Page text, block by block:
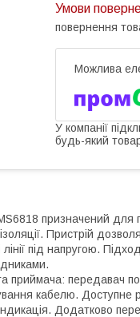
повернення
У компанії
будь-який
призначений для
Пристрій
лінії під напругою.
приймача: передавач
кабелю. Доступне
Додатково